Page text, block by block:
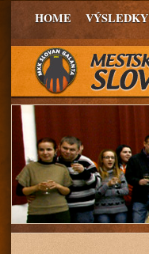
HOME VÝSLEDKY